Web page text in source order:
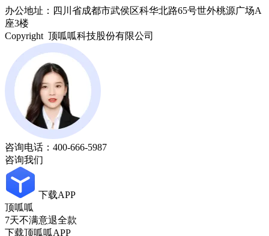
办公地址：四川省成都市武侯区科华北路65号世外桃源广场A
座3楼
Copyright 顶呱呱科技股份有限公司
咨询电话： 400-666-5987
咨询我们
下载APP
顶呱呱
7天不满意退全款
下载顶呱呱APP